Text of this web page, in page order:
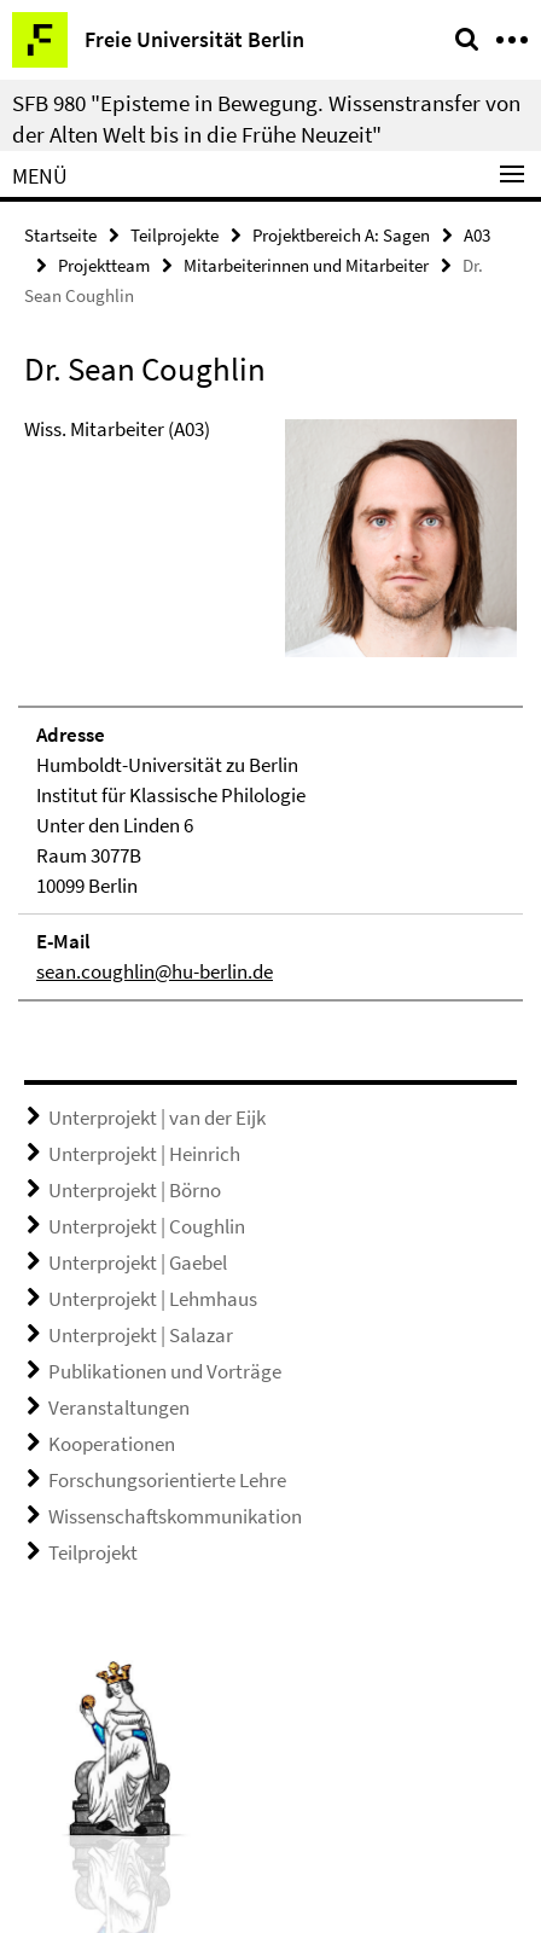
Springe
direkt
zu
Inhalt
Freie Universität Berlin
Service-
Navigation
SFB 980 "Episteme in Bewegung. Wissenstransfer von
der Alten Welt bis in die Frühe Neuzeit"
MENÜ
Startseite Teilprojekte Projektbereich A: Sagen
A03
Projektteam
Mitarbeiterinnen und Mitarbeiter
Dr.
Sean Coughlin
Dr. Sean Coughlin
Wiss. Mitarbeiter (A03)
Adresse
Humboldt-Universität zu Berlin
Institut für Klassische Philologie
Unter den Linden 6
Raum 3077B
10099 Berlin
E-Mail
sean.coughlin@hu-berlin.de
Unterprojekt | van der Eijk
Unterprojekt | Heinrich
Unterprojekt | Börno
Unterprojekt | Coughlin
Unterprojekt | Gaebel
Unterprojekt | Lehmhaus
Unterprojekt | Salazar
Publikationen und Vorträge
Veranstaltungen
Kooperationen
Forschungsorientierte Lehre
Wissenschaftskommunikation
Teilprojekt